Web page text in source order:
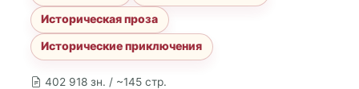
402 918 зн. / ~145 стр.
Историческая проза
Исторические приключения